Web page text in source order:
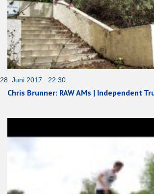
28. Juni 2017 22:30
Chris Brunner: RAW AMs | Independent